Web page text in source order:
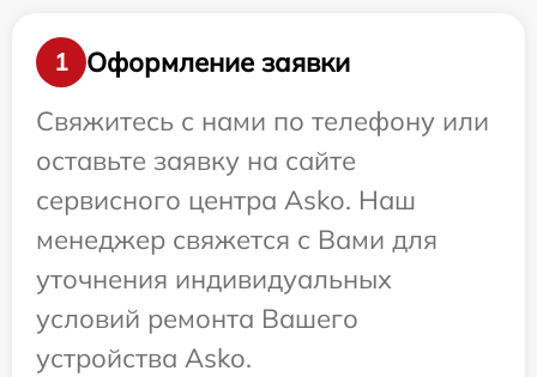
1
Оформление заявки
Свяжитесь с нами по телефону или
оставьте заявку на сайте
сервисного центра Asko. Наш
менеджер свяжется с Вами для
уточнения индивидуальных
условий ремонта Вашего
устройства Asko.